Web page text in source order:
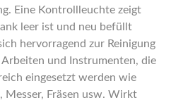
Eine Kontrollleuchte zeigt
leer ist und neu befüllt
hervorragend zur Reinigung
und Instrumenten, die
eingesetzt werden wie
Messer, Fräsen usw. Wirkt